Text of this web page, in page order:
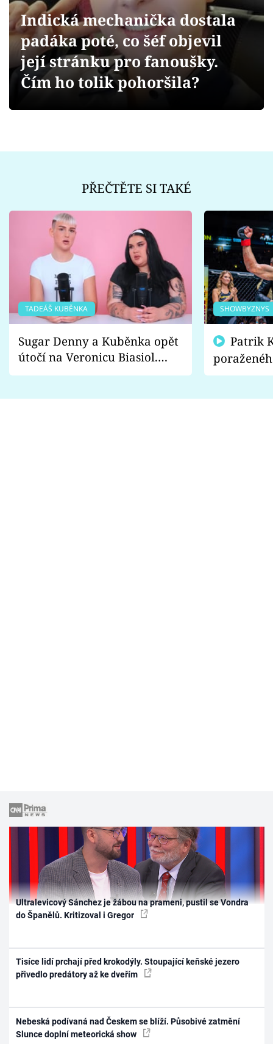
Videa
Sledujte prima+
Indická mechanička dostala
padáka poté, co šéf objevil
její stránku pro fanoušky.
Čím ho tolik pohoršila?
PŘEČTĚTE SI TAKÉ
TADEÁŠ KUBĚNKA
Sugar Denny a Kuběnka opět
útočí na Veronicu Biasiol.
Proč je podle nich falešná a
SHOWBYZNYS
fanoušci
Ultralevicový Sánchez je žábou na prameni, pustil se Vondra
do Španělů. Kritizoval i Gregor
Tisíce lidí prchají před krokodýly. Stoupající keňské jezero
přivedlo predátory až ke dveřím
Nebeská podívaná nad Českem se blíží. Působivé zatmění
Slunce doplní meteorická show